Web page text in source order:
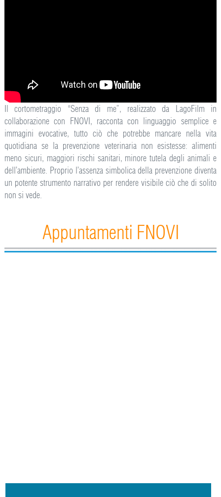
Il cortometraggio “Senza di me”, realizzato da LagoFilm in
collaborazione con FNOVI, racconta con linguaggio semplice e
immagini evocative, tutto ciò che potrebbe mancare nella vita
quotidiana se la prevenzione veterinaria non esistesse: alimenti
meno sicuri, maggiori rischi sanitari, minore tutela degli animali e
dell’ambiente. Proprio l’assenza simbolica della prevenzione diventa
un potente strumento narrativo per rendere visibile ciò che di solito
non si vede.
Appuntamenti FNOVI